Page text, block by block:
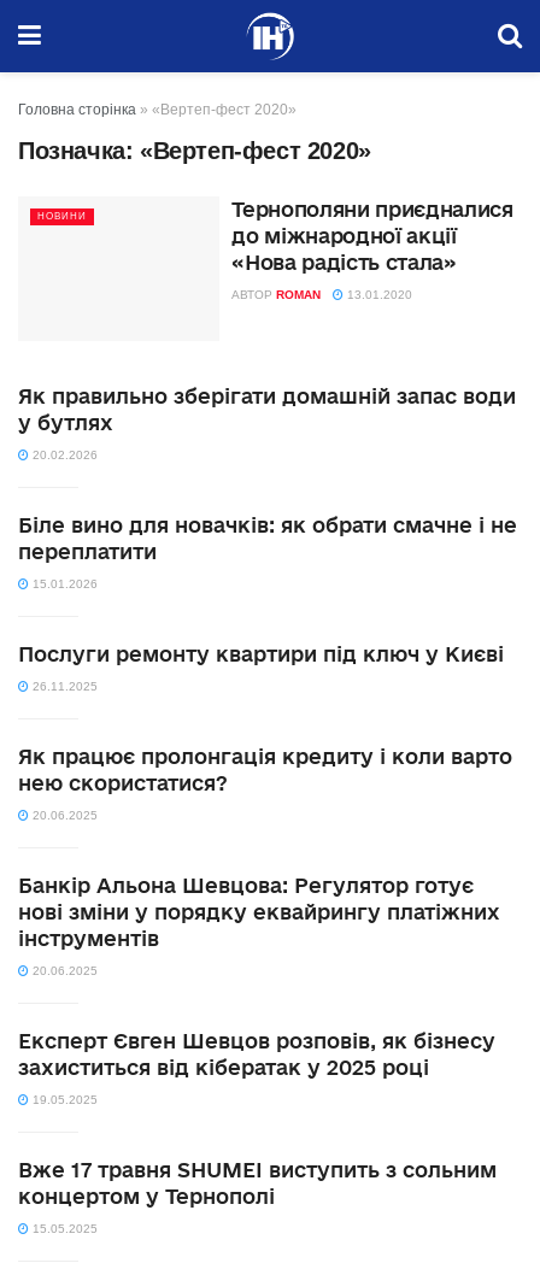
Головна сторінка » «Вертеп-фест 2020»
Позначка: «Вертеп-фест 2020»
НОВИНИ
Тернополяни приєдналися
до міжнародної акції
«Нова радість стала»
АВТОР ROMAN 13.01.2020
Як правильно зберігати домашній запас води
у бутлях
20.02.2026
Біле вино для новачків: як обрати смачне і не
переплатити
15.01.2026
Послуги ремонту квартири під ключ у Києві
26.11.2025
Як працює пролонгація кредиту і коли варто
нею скористатися?
20.06.2025
Банкір Альона Шевцова: Регулятор готує
нові зміни у порядку еквайрингу платіжних
інструментів
20.06.2025
Експерт Євген Шевцов розповів, як бізнесу
захиститься від кібератак у 2025 році
19.05.2025
Вже 17 травня SHUMEI виступить з сольним
концертом у Тернополі
15.05.2025